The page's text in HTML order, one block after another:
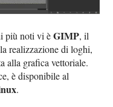
più noti vi èGIMP, il
realizzazione di loghi,
alla grafica vettoriale.
è disponibile al
.